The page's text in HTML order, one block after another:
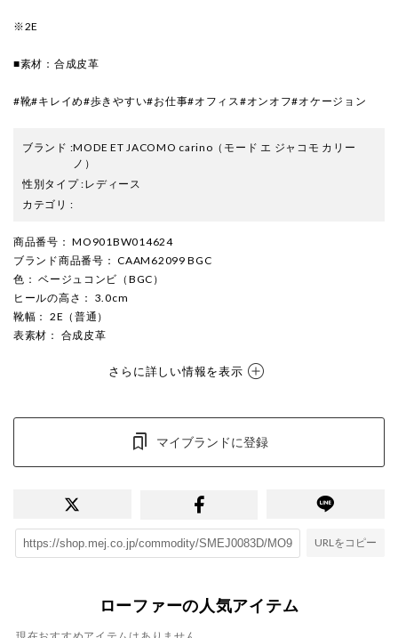
※2E
■素材：合成皮革
#靴#キレイめ#歩きやすい#お仕事#オフィス#オンオフ#オケージョン
ブランド :MODE ET JACOMO carino （モード エ ジャコモ カリー
ノ）
性別タイプ:レディース
カテゴリ :
商品番号 ： MO901BW014624
ブランド商品番号 ： CAAM62099 BGC
色 ： ベージュコンビ（BGC）
ヒールの高さ ： 3.0cm
靴幅 ： 2E（普通）
表素材 ： 合成皮革
さらに詳しい情報を表示
マイブランドに登録
URLをコピー
ローファーの人気アイテム
現在おすすめアイテムはありません。